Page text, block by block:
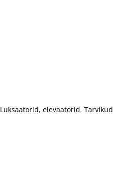
Luksaatorid, elevaatorid, Tarvikud